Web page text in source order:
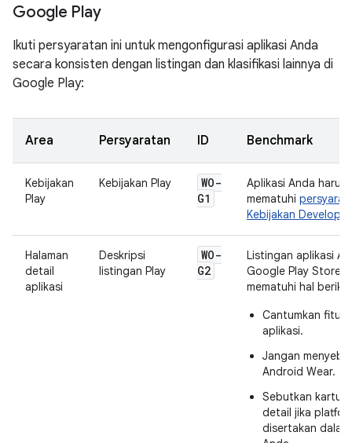
Google Play
Ikuti persyaratan ini untuk mengonfigurasi aplikasi Anda
secara konsisten dengan listingan dan klasifikasi lainnya di
Google Play:
Area Persyaratan ID Benchmark
Kebijakan
Play
Kebijakan Play
WO-
G1
Aplikasi Anda harus
mematuhi
Kebijakan Developer
Halaman
detail
aplikasi
Deskripsi
listingan Play
WO-
G2
Listingan aplikasi
Google Play Store
mematuhi hal
Cantumkan fitur
aplikasi.
Jangan
Android Wear.
Sebutkan kartu
detail jika
disertakan